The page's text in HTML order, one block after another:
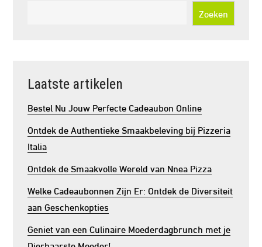
Zoeken
Laatste artikelen
Bestel Nu Jouw Perfecte Cadeaubon Online
Ontdek de Authentieke Smaakbeleving bij Pizzeria
Italia
Ontdek de Smaakvolle Wereld van Nnea Pizza
Welke Cadeaubonnen Zijn Er: Ontdek de Diversiteit
aan Geschenkopties
Geniet van een Culinaire Moederdagbrunch met je